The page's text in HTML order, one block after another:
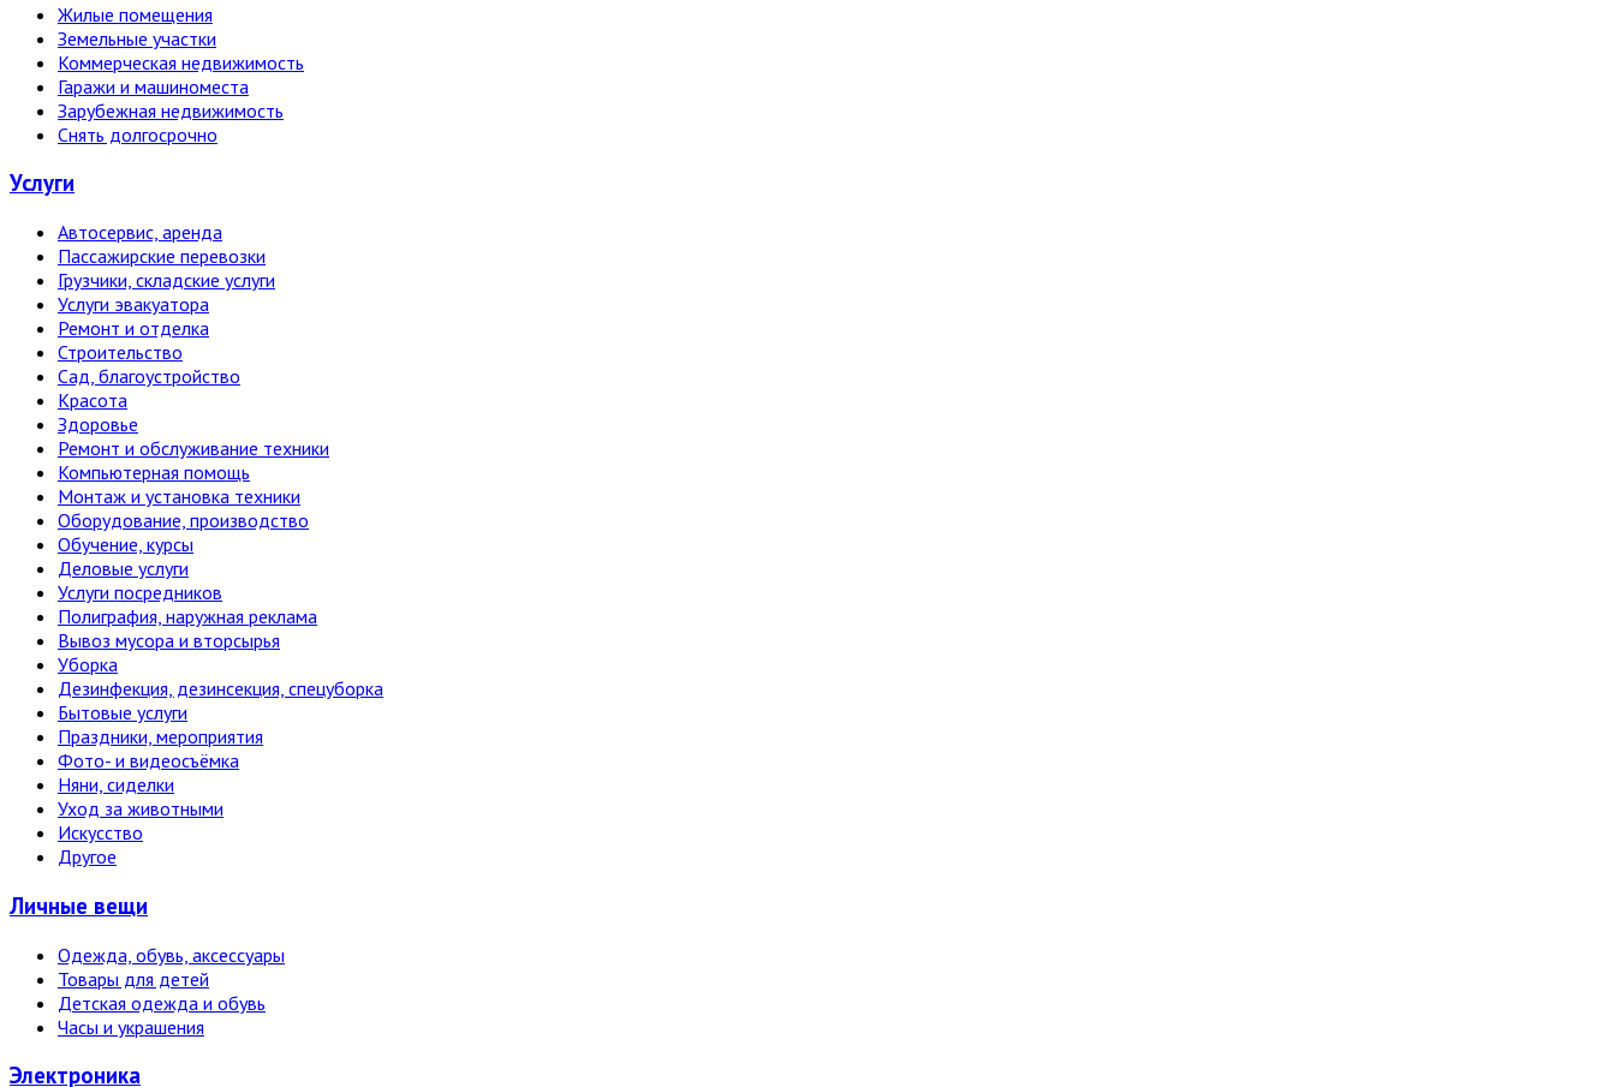
Жилые помещения
Земельные участки
Коммерческая недвижимость
Гаражи и машиноместа
Зарубежная недвижимость
Снять долгосрочно
Услуги
Автосервис, аренда
Пассажирские перевозки
Грузчики, складские услуги
Услуги эвакуатора
Ремонт и отделка
Строительство
Сад, благоустройство
Красота
Здоровье
Ремонт и обслуживание техники
Компьютерная помощь
Монтаж и установка техники
Оборудование, производство
Обучение, курсы
Деловые услуги
Услуги посредников
Полиграфия, наружная реклама
Вывоз мусора и вторсырья
Уборка
Дезинфекция, дезинсекция, спецуборка
Бытовые услуги
Праздники, мероприятия
Фото- и видеосъёмка
Няни, сиделки
Уход за животными
Искусство
Другое
Личные вещи
Одежда, обувь, аксессуары
Товары для детей
Детская одежда и обувь
Часы и украшения
Электро­ника